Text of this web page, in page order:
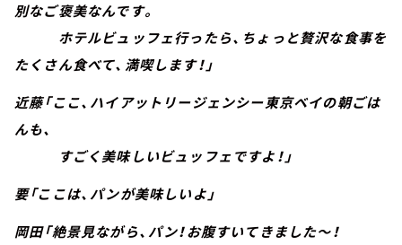
別なご褒美なんです。
ホテルビュッフェ行ったら、ちょっと贅沢な食事を
たくさん食べて、満喫します！」
近藤「ここ、ハイアットリージェンシー東京ベイの朝ごは
んも、
すごく美味しいビュッフェですよ！」
要「ここは、パンが美味しいよ」
岡田「絶景見ながら、パン！お腹すいてきました～！